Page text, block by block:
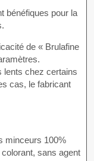
bénéfiques pour la
de « Brulafine
lents chez certains
cas, le fabricant
minceurs 100%
sans agent